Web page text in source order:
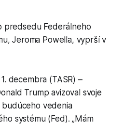
predsedu Federálneho
Jeroma Powella, vyprší v
decembra (TASR) –
Trump avizoval svoje
vedenia
systému (Fed). „Mám